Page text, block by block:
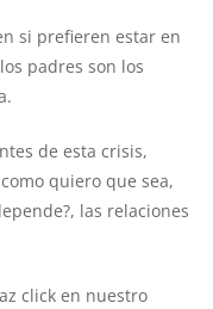
si prefieren estar en
padres son los
de esta crisis,
quiero que sea,
las relaciones
click en nuestro